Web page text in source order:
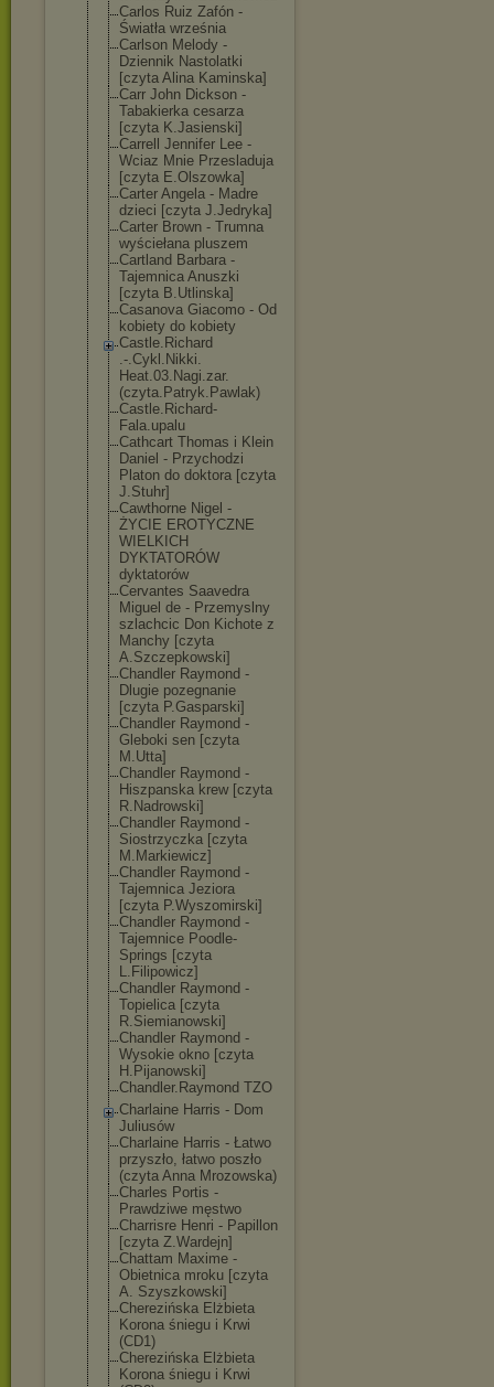
Carlos Ruiz Zafón -
Światła września
Carlson Melody -
Dziennik Nastolatki
[czyta Alina Kaminska]
Carr John Dickson -
Tabakierka cesarza
[czyta K.Jasienski]
Carrell Jennifer Lee -
Wciaz Mnie Przesladuja
[czyta E.Olszowka]
Carter Angela - Madre
dzieci [czyta J.Jedryka]
Carter Brown - Trumna
wyściełana pluszem
Cartland Barbara -
Tajemnica Anuszki
[czyta B.Utlinska]
Casanova Giacomo - Od
kobiety do kobiety
Castle.Richard
.-.Cykl.Nikki.
Heat.03.Nagi.zar.
(czyta.Patryk.Pawlak)
Castle.Richard-
Fala.upalu
Cathcart Thomas i Klein
Daniel - Przychodzi
Platon do doktora [czyta
J.Stuhr]
Cawthorne Nigel -
ŻYCIE EROTYCZNE
WIELKICH
DYKTATORÓW
dyktatorów
Cervantes Saavedra
Miguel de - Przemyslny
szlachcic Don Kichote z
Manchy [czyta
A.Szczepkowski]
Chandler Raymond -
Dlugie pozegnanie
[czyta P.Gasparski]
Chandler Raymond -
Gleboki sen [czyta
M.Utta]
Chandler Raymond -
Hiszpanska krew [czyta
R.Nadrowski]
Chandler Raymond -
Siostrzyczka [czyta
M.Markiewicz]
Chandler Raymond -
Tajemnica Jeziora
[czyta P.Wyszomirski]
Chandler Raymond -
Tajemnice Poodle-
Springs [czyta
L.Filipowicz]
Chandler Raymond -
Topielica [czyta
R.Siemianowski]
Chandler Raymond -
Wysokie okno [czyta
H.Pijanowski]
Chandler.Raymond TZO
Charlaine Harris - Dom
Juliusów
Charlaine Harris - Łatwo
przyszło, łatwo poszło
(czyta Anna Mrozowska)
Charles Portis -
Prawdziwe męstwo
Charrisre Henri - Papillon
[czyta Z.Wardejn]
Chattam Maxime -
Obietnica mroku [czyta
A. Szyszkowski]
Cherezińska Elżbieta
Korona śniegu i Krwi
(CD1)
Cherezińska Elżbieta
Korona śniegu i Krwi